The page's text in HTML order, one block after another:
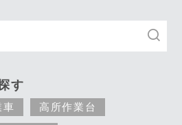
す
す
車 高所作業台